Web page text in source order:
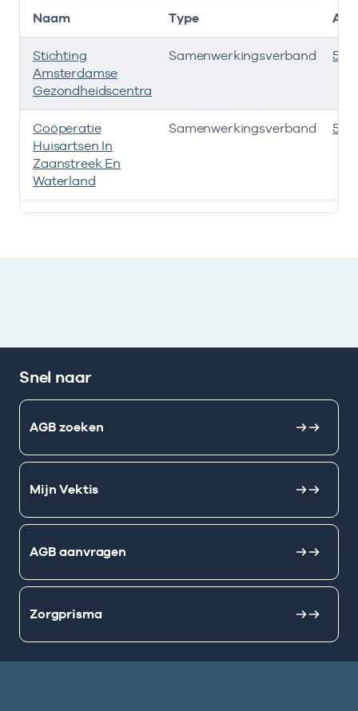
Deze onderneming heeft een relatie met de volgende
Naam Type
Stichting
Amsterdamse
Gezondheidscentra
Samenwerkingsverband
Coöperatie
Huisartsen In
Zaanstreek En
Waterland
Samenwerkingsverband
Snel naar
AGB zoeken
Mijn Vektis
AGB aanvragen
Zorgprisma